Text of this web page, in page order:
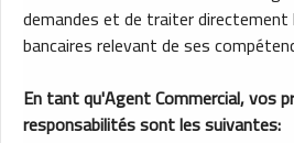
demandes et de traiter
bancaires relevant de ses
En tant qu'Agent Commercial, vos
responsabilités sont les suivantes: